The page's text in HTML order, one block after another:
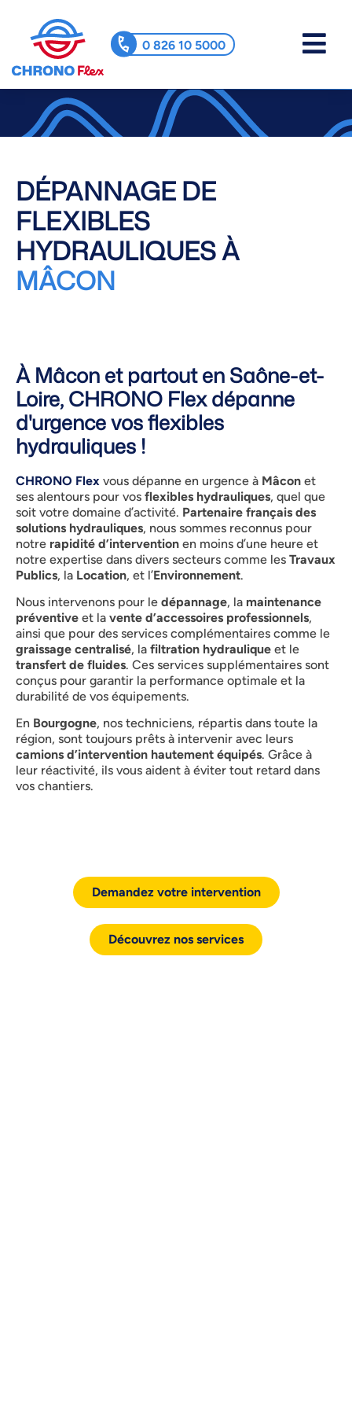
0 826 10 5000
DÉPANNAGE DE
FLEXIBLES
HYDRAULIQUES À
MÂCON
À Mâcon et partout en Saône-et-
Loire, CHRONO Flex dépanne
d'urgence vos flexibles
hydrauliques !
CHRONO Flex vous dépanne en urgence à Mâcon et
ses alentours pour vos flexibles hydrauliques, quel que
soit votre domaine d’activité. Partenaire français des
solutions hydrauliques, nous sommes reconnus pour
notre rapidité d’intervention en moins d’une heure et
notre expertise dans divers secteurs comme les Travaux
Publics, la Location, et l’Environnement.
Nous intervenons pour le dépannage, la maintenance
préventive et la vente d’accessoires professionnels,
ainsi que pour des services complémentaires comme le
graissage centralisé, la filtration hydraulique et le
transfert de fluides. Ces services supplémentaires sont
conçus pour garantir la performance optimale et la
durabilité de vos équipements.
En Bourgogne, nos techniciens, répartis dans toute la
région, sont toujours prêts à intervenir avec leurs
camions d’intervention hautement équipés. Grâce à
leur réactivité, ils vous aident à éviter tout retard dans
vos chantiers.
Demandez votre intervention
Découvrez nos services